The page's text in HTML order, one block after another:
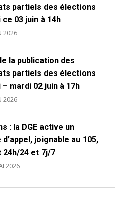
partiels des élections
ce 03 juin à 14h
2026
la publication des
partiels des élections
– mardi 02 juin à 17h
2026
: la DGE active un
joignable au 105,
24h/24 et 7j/7
2026